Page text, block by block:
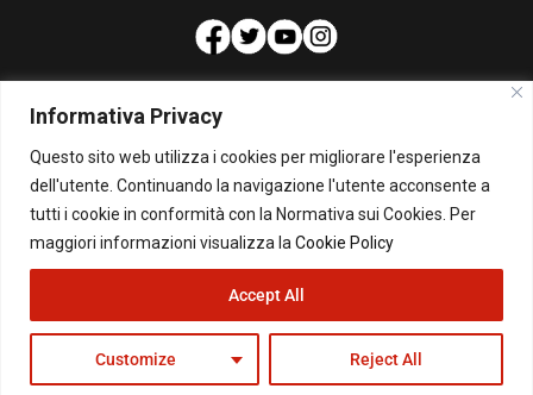
Informativa Privacy
Questo sito web utilizza i cookies per migliorare l'esperienza
dell'utente. Continuando la navigazione l'utente acconsente a
tutti i cookie in conformità con la Normativa sui Cookies. Per
maggiori informazioni visualizza la Cookie Policy
Customize Reject All
Accept All
PUBBLICITA'
Per la tua pubblicità su questo Blog:
pubblicita@beppegrillo.it
HOMEPAGE COOKIE POLICY PRIVACY POLICY CONTATTI
© Copyright 2026 - Il Blog di Beppe Grillo. All Rights Reserved - Powered by
happygrafic.com